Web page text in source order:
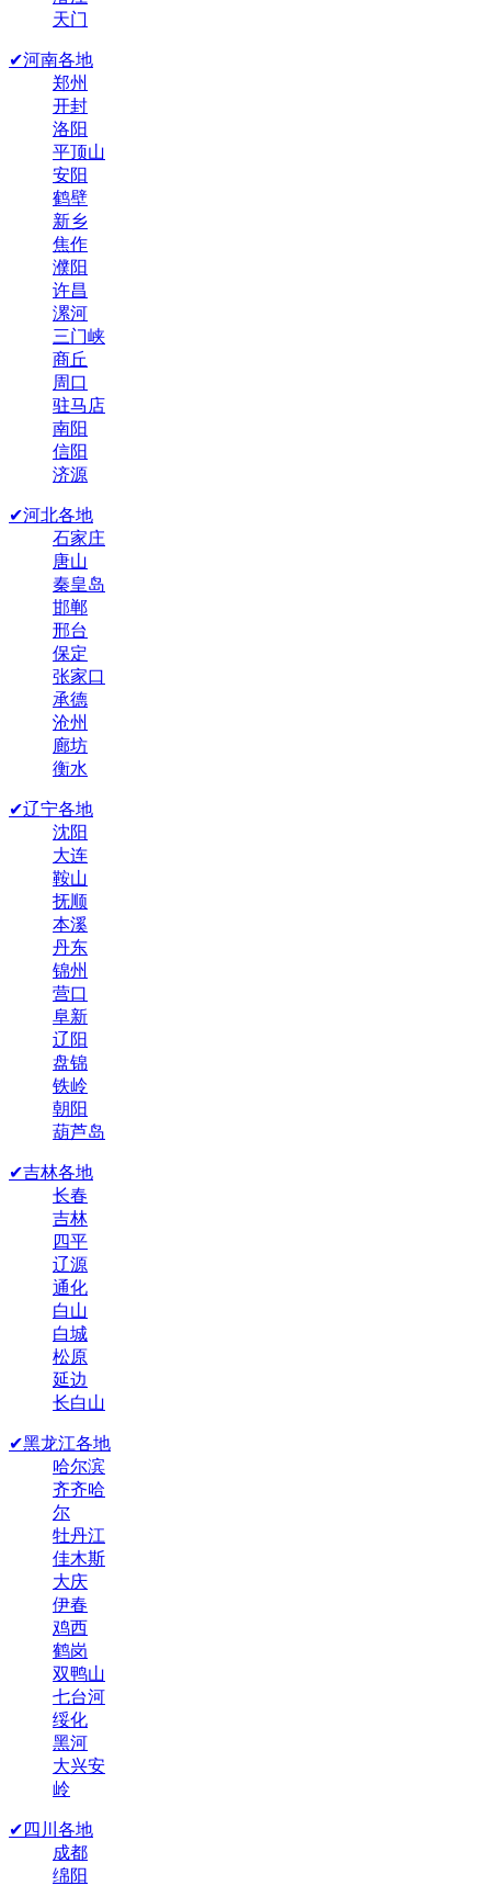
天门
✔河南各地
郑州
开封
洛阳
平顶山
安阳
鹤壁
新乡
焦作
濮阳
许昌
漯河
三门峡
商丘
周口
驻马店
南阳
信阳
济源
✔河北各地
石家庄
唐山
秦皇岛
邯郸
邢台
保定
张家口
承德
沧州
廊坊
衡水
✔辽宁各地
沈阳
大连
鞍山
抚顺
本溪
丹东
锦州
营口
阜新
辽阳
盘锦
铁岭
朝阳
葫芦岛
✔吉林各地
长春
吉林
四平
辽源
通化
白山
白城
松原
延边
长白山
✔黑龙江各地
哈尔滨
齐齐哈
尔
牡丹江
佳木斯
大庆
伊春
鸡西
鹤岗
双鸭山
七台河
绥化
黑河
大兴安
岭
✔四川各地
成都
绵阳